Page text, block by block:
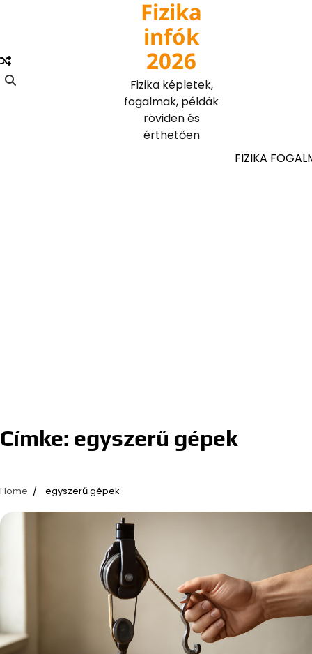
Fizika
infók
2026
Fizika képletek,
fogalmak, példák
röviden és
érthetően
FIZIKA
Címke: egyszerű gépek
Home egyszerű gépek